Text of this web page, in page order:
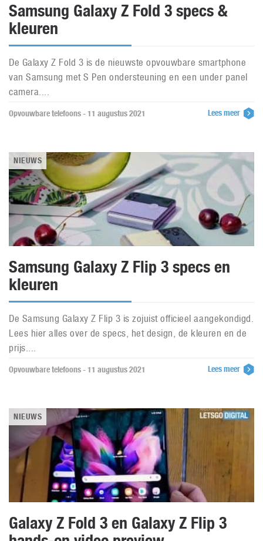
Samsung Galaxy Z Fold 3 specs &
kleuren
De Galaxy Z Fold 3 is de nieuwste opvouwbare smartphone
van Samsung met S Pen ondersteuning en een under panel
camera....
Opvouwbare telefoons - 11 augustus 2021 Lees meer
NIEUWS
Samsung Galaxy Z Flip 3 specs en
kleuren
De Samsung Galaxy Z Flip 3 is zojuist officieel aangekondigd.
Lees hier alles over de specs, het design, de kleuren en de
prijs....
Opvouwbare telefoons - 11 augustus 2021 Lees meer
NIEUWS
Galaxy Z Fold 3 en Galaxy Z Flip 3